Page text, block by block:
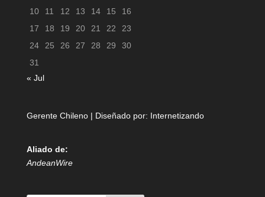
10
11 12 13 14 15
16
17
18 19 20 21 22
23
24
25 26 27 28 29
30
31
« Jul
Gerente Chileno | Diseñado por: Internetizando
Aliado de:
AndeanWire